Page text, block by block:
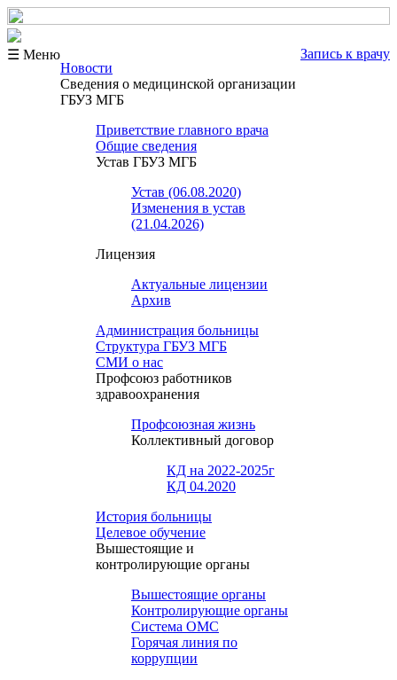
☰ Меню
Запись к врачу
Новости
Сведения о медицинской организации
ГБУЗ МГБ
Приветствие главного врача
Общие сведения
Устав ГБУЗ МГБ
Устав (06.08.2020)
Изменения в устав
(21.04.2026)
Лицензия
Актуальные лицензии
Архив
Администрация больницы
Структура ГБУЗ МГБ
СМИ о нас
Профсоюз работников
здравоохранения
Профсоюзная жизнь
Коллективный договор
КД на 2022-2025г
КД 04.2020
История больницы
Целевое обучение
Вышестоящие и
контролирующие органы
Вышестоящие органы
Контролирующие органы
Система ОМС
Горячая линия по
коррупции